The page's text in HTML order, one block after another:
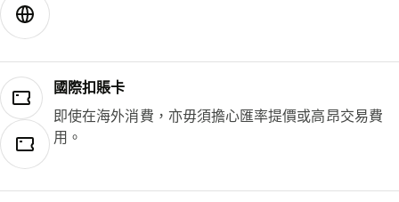
國際扣賬卡
即使在海外消費，亦毋須擔心匯率提價或高昂交易費
用。